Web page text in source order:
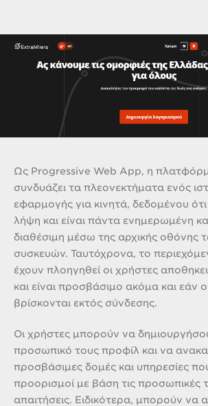
Ως Progressive Web App, η
συνδυάζει τα πλεονεκτήματα ενός
εφαρμογής για κινητά, δεδομένου ότι
λήψη και είναι πάντα ενημερωμένη
διαθέσιμη μέσω της αρχικής οθόνης
συσκευών. Ταυτόχρονα, το
έχουν πλοηγηθεί οι χρήστες
και είναι προσβάσιμο ακόμα και εάν
βρίσκονται εκτός σύνδεσης.
Οι χρήστες μπορούν να
προσωπικό τους προφίλ και να
προσβάσιμες δομές και υπηρεσίες
προορισμοί με βάση τις προσωπικές
απαιτήσεις. Ειδικότερα, μπορούν να